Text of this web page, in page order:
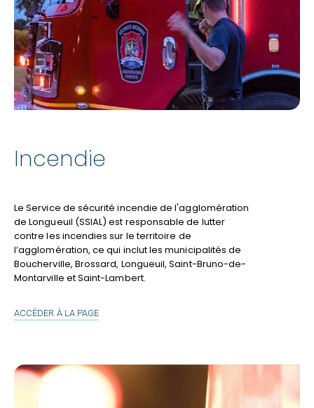
Incendie
Le Service de sécurité incendie de l'agglomération
de Longueuil (SSIAL) est responsable de lutter
contre les incendies sur le territoire de
l’agglomération, ce qui inclut les municipalités de
Boucherville, Brossard, Longueuil, Saint-Bruno-de-
Montarville et Saint-Lambert.
ACCÉDER À LA PAGEINCENDIE